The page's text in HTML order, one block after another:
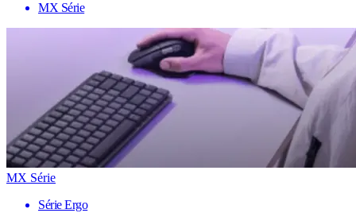
MX Série
MX Série
Série Ergo